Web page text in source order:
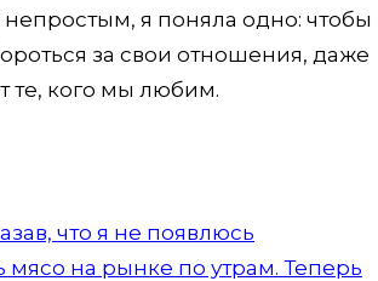
непростым, я поняла одно: чтобы
за свои отношения, даже
те, кого мы любим.
что я не появлюсь
на рынке по утрам. Теперь